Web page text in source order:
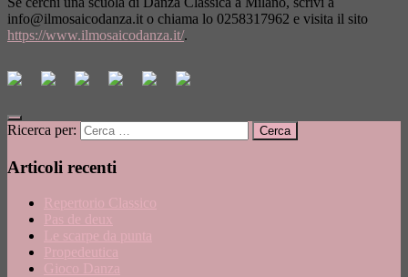
info@ilmosaicodanza.it o chiama lo 0258317962 e visita il sito
https://www.ilmosaicodanza.it/.
Ricerca per:
Articoli recenti
Repertorio Classico
Pas de deux
Le scarpe da punta
Propedeutica
Gioco Danza